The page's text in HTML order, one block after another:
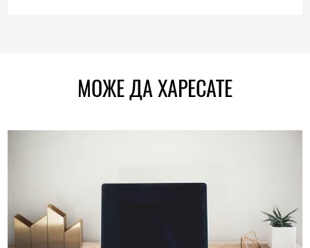
МОЖЕ ДА ХАРЕСАТЕ